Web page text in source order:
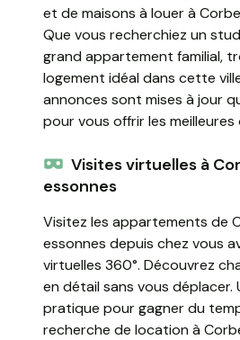
et de maisons à louer à
Que vous recherchiez un
grand appartement familial,
logement idéal dans cette
annonces sont mises à jour
pour vous offrir les
Visites virtuelles à
essonnes
Visitez les appartements de
essonnes depuis chez vous
virtuelles 360°. Découvrez
en détail sans vous déplacer.
pratique pour gagner du
recherche de location à